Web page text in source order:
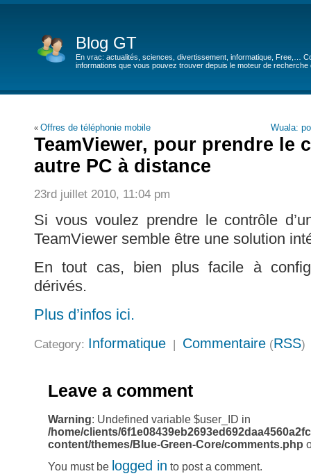
Blog GT
En vrac: actualités, sciences, divertissement, informatique, Free,…
informations que vous pouvez trouver depuis le moteur de recherche
« Offres de téléphonie mobile Wuala:
TeamViewer, pour prendre le
autre PC à distance
23rd juillet 2010, 11:04 pm
Si vous voulez prendre le contrôle
TeamViewer semble être une solution
En tout cas, bien plus facile à
dérivés.
Plus d’infos ici.
Category: Informatique | Commentaire (RSS
Leave a comment
Warning: Undefined variable $user_ID in
/home/clients/
content/themes/Blue-Green-Core/comments.php
You must be logged in to post a comment.